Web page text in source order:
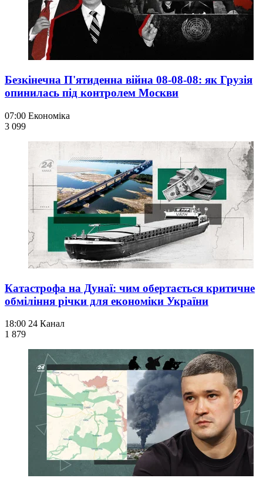
Безкінечна П'ятиденна війна 08-08-08: як Грузія
опинилась під контролем Москви
07:00 Економіка
3 099
Катастрофа на Дунаї: чим обертається критичне
обміління річки для економіки України
18:00 24 Канал
1 879